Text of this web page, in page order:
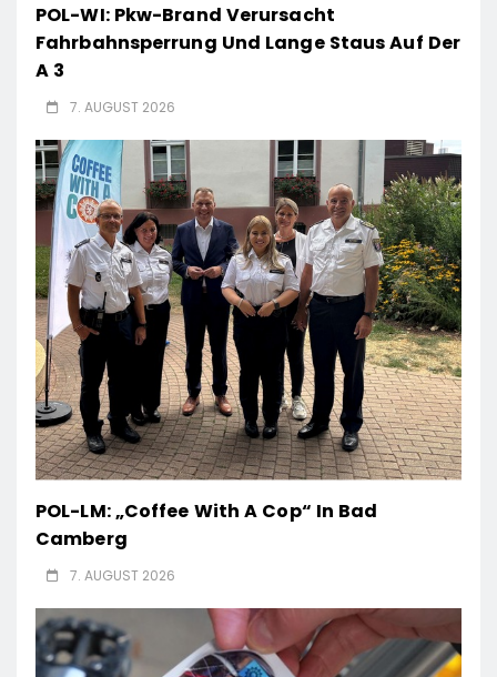
POL-WI: Pkw-Brand Verursacht
Fahrbahnsperrung Und Lange Staus Auf Der
A 3
7. AUGUST 2026
POL-LM: „Coffee With A Cop“ In Bad
Camberg
7. AUGUST 2026